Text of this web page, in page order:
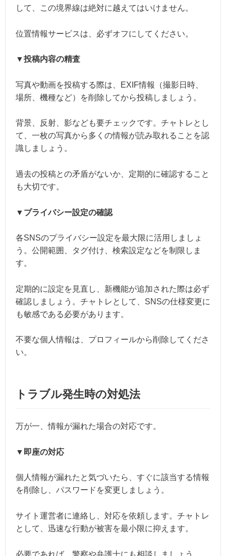
して、この境界線は絶対に越えてはいけません。
位置情報サービスは、必ずオフにしてください。
▼投稿内容の精査
写真や動画を投稿する際は、EXIF情報（撮影日時、
場所、機種など）を削除してから投稿しましょう。
背景、反射、影なども要チェックです。チャトレとし
て、一枚の写真から多くの情報が読み取れることを認
識しましょう。
過去の投稿との矛盾がないか、定期的に確認すること
も大切です。
▼プライバシー設定の確認
各SNSのプライバシー設定を最大限に活用しましょ
う。公開範囲、タグ付け、検索設定などを制限しま
す。
定期的に設定を見直し、新機能が追加された際は必ず
確認しましょう。チャトレとして、SNSの仕様変更に
も敏感である必要があります。
不要な個人情報は、プロフィールから削除してくださ
い。
トラブル発生時の対処法
万が一、情報が漏れた場合の対応です。
▼即座の対応
個人情報が漏れたと気づいたら、すぐに該当する情報
を削除し、パスワードを変更しましょう。
サイト運営者に連絡し、対応を依頼します。チャトレ
として、迅速な行動が被害を最小限に抑えます。
必要であれば、警察や弁護士にも相談しましょう。